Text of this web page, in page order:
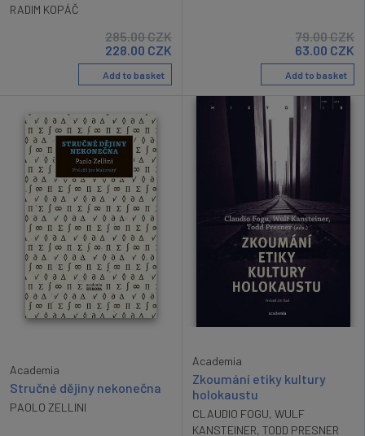
RADIM KOPÁČ
285.00CZK
228.00 CZK
Add to basket
79.00CZK
63.00 CZK
Add to basket
Academia
Stručné dějiny nekonečna
PAOLO ZELLINI
Academia
Zkoumání etiky kultury
holokaustu
CLAUDIO FOGU, WULF
KANSTEINER, TODD PRESNER